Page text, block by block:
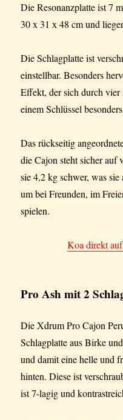
Die Resonanzplatte ist 7
30 x 31 x 48 cm und
Die Schlagplatte ist
einstellbar. Besonders
Effekt, der sich durch vier
einem Schlüssel
Das rückseitig
die Cajon steht sicher auf
sie 4,2 kg schwer, was
um bei Freunden, im
spielen.
Koa direkt
Pro Ash mit 2
Die Xdrum Pro Cajon
Schlagplatte aus Birke
und damit eine helle und
hinten. Diese ist
ist 7-lagig und